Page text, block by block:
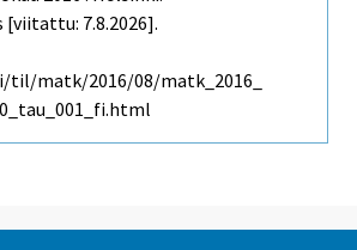
7.8.2026].
matk/2016/08/matk_2016_